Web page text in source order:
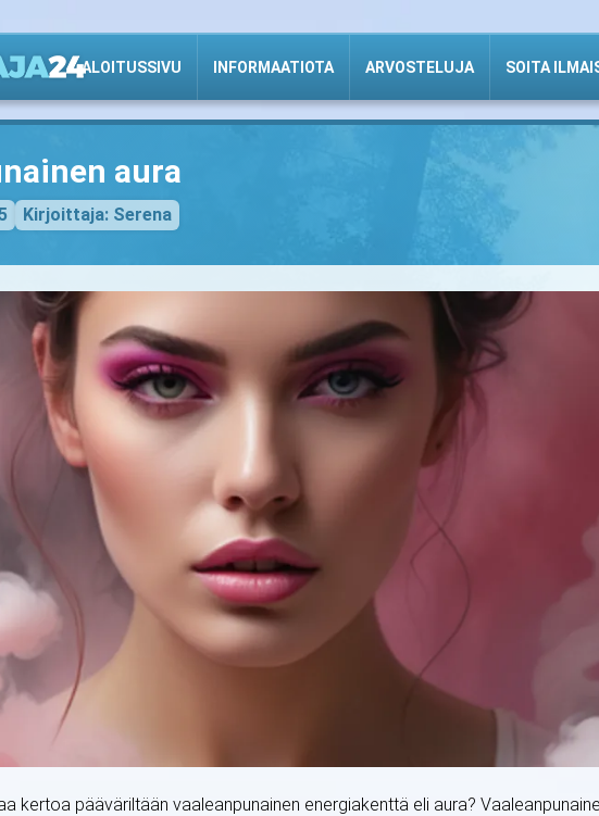
ALOITUSSIVU INFORMAATIOTA ARVOSTELUJA SOITA
aura
Kirjoittaja: Serena
kertoa pääväriltään vaaleanpunainen energiakenttä eli aura?